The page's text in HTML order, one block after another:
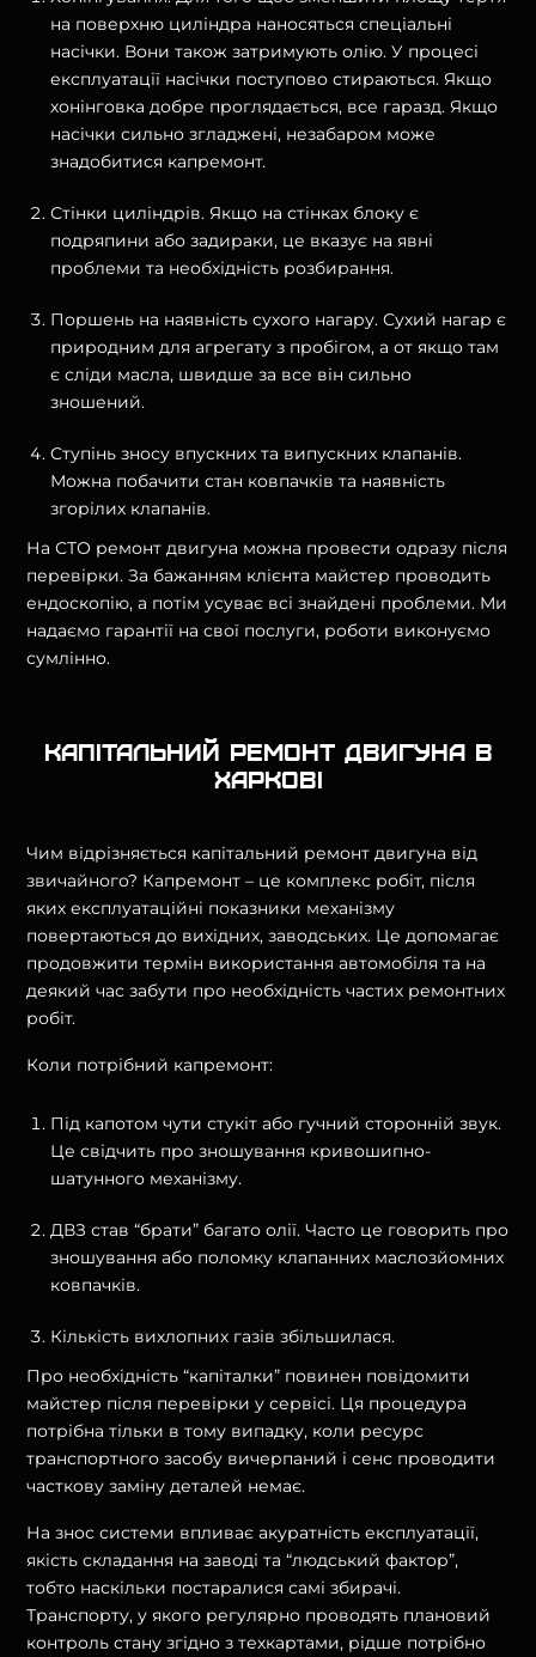
на поверхню циліндра наносяться спеціальні
насічки. Вони також затримують олію. У процесі
експлуатації насічки поступово стираються. Якщо
хонінговка добре проглядається, все гаразд. Якщо
насічки сильно згладжені, незабаром може
знадобитися капремонт.
Стінки циліндрів. Якщо на стінках блоку є
подряпини або задираки, це вказує на явні
проблеми та необхідність розбирання.
Поршень на наявність сухого нагару. Сухий нагар є
природним для агрегату з пробігом, а от якщо там
є сліди масла, швидше за все він сильно
зношений.
Ступінь зносу впускних та випускних клапанів.
Можна побачити стан ковпачків та наявність
згорілих клапанів.
На СТО ремонт двигуна можна провести одразу після
перевірки. За бажанням клієнта майстер проводить
ендоскопію, а потім усуває всі знайдені проблеми. Ми
надаємо гарантії на свої послуги, роботи виконуємо
сумлінно.
Капітальний ремонт двигуна в
Харкові
Чим відрізняється капітальний ремонт двигуна від
звичайного? Капремонт – це комплекс робіт, після
яких експлуатаційні показники механізму
повертаються до вихідних, заводських. Це допомагає
продовжити термін використання автомобіля та на
деякий час забути про необхідність частих ремонтних
робіт.
Коли потрібний капремонт:
Під капотом чути стукіт або гучний сторонній звук.
Це свідчить про зношування кривошипно-
шатунного механізму.
ДВЗ став “брати” багато олії. Часто це говорить про
зношування або поломку клапанних маслозйомних
ковпачків.
Кількість вихлопних газів збільшилася.
Про необхідність “капіталки” повинен повідомити
майстер після перевірки у сервісі. Ця процедура
потрібна тільки в тому випадку, коли ресурс
транспортного засобу вичерпаний і сенс проводити
часткову заміну деталей немає.
На знос системи впливає акуратність експлуатації,
якість складання на заводі та “людський фактор”,
тобто наскільки постаралися самі збирачі.
Транспорту, у якого регулярно проводять плановий
контроль стану згідно з техкартами, рідше потрібно